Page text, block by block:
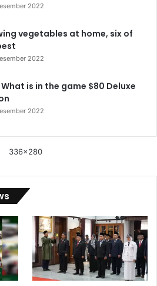
2022
vegetables at home, six of
2022
What is in the game $80 Deluxe
2022
336x280